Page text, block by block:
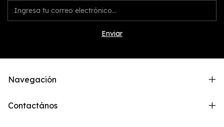
Navegación
Contactános